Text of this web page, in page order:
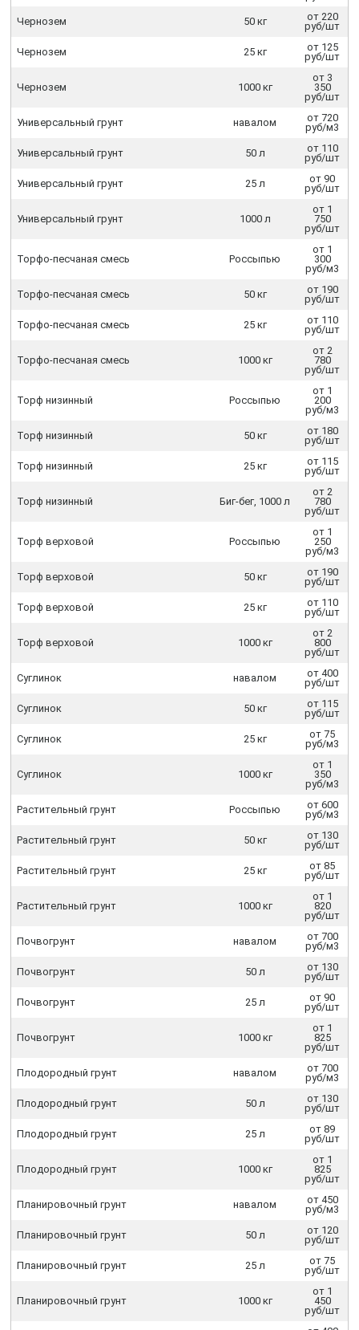
Чернозем 50 кг
от 220
руб/шт
Чернозем 25 кг
от 125
руб/шт
Чернозем 1000 кг
от 3
350
руб/шт
Универсальный грунт навалом
от 720
руб/м3
Универсальный грунт 50 л
от 110
руб/шт
Универсальный грунт 25 л
от 90
руб/шт
Универсальный грунт 1000 л
от 1
750
руб/шт
Торфо-песчаная смесь Россыпью
от 1
300
руб/м3
Торфо-песчаная смесь 50 кг
от 190
руб/шт
Торфо-песчаная смесь 25 кг
от 110
руб/шт
Торфо-песчаная смесь 1000 кг
от 2
780
руб/шт
Торф низинный Россыпью
от 1
200
руб/м3
Торф низинный 50 кг
от 180
руб/шт
Торф низинный 25 кг
от 115
руб/шт
Торф низинный Биг-бег, 1000 л
от 2
780
руб/шт
Торф верховой Россыпью
от 1
250
руб/м3
Торф верховой 50 кг
от 190
руб/шт
Торф верховой 25 кг
от 110
руб/шт
Торф верховой 1000 кг
от 2
800
руб/шт
Суглинок навалом
от 400
руб/шт
Суглинок 50 кг
от 115
руб/шт
Суглинок 25 кг
от 75
руб/м3
Суглинок 1000 кг
от 1
350
руб/м3
Растительный грунт Россыпью
от 600
руб/м3
Растительный грунт 50 кг
от 130
руб/шт
Растительный грунт 25 кг
от 85
руб/шт
Растительный грунт 1000 кг
от 1
820
руб/шт
Почвогрунт навалом
от 700
руб/м3
Почвогрунт 50 л
от 130
руб/шт
Почвогрунт 25 л
от 90
руб/шт
Почвогрунт 1000 кг
от 1
825
руб/шт
Плодородный грунт навалом
от 700
руб/м3
Плодородный грунт 50 л
от 130
руб/шт
Плодородный грунт 25 л
от 89
руб/шт
Плодородный грунт 1000 кг
от 1
825
руб/шт
Планировочный грунт навалом
от 450
руб/м3
Планировочный грунт 50 л
от 120
руб/шт
Планировочный грунт 25 л
от 75
руб/шт
Планировочный грунт 1000 кг
от 1
450
руб/шт